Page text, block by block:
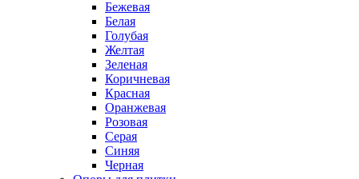
Бежевая
Белая
Голубая
Желтая
Зеленая
Коричневая
Красная
Оранжевая
Розовая
Серая
Синяя
Черная